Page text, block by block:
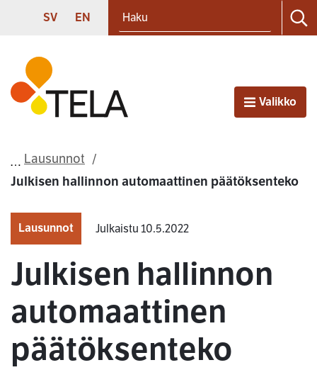
Siirry sisältöön
SVENSKA
SV ENGLISH
EN
Etusivu
AvaaValikko
Lausunnot
Julkisen hallinnon automaattinen päätöksenteko
Lausunnot Julkaistu 10.5.2022
Julkisen hallinnon
automaattinen
päätöksenteko